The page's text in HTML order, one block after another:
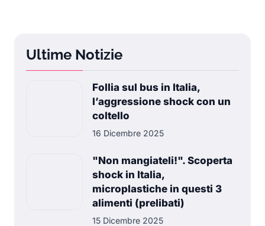
Ultime Notizie
Follia sul bus in Italia,
l’aggressione shock con un
coltello
16 Dicembre 2025
"Non mangiateli!". Scoperta
shock in Italia,
microplastiche in questi 3
alimenti (prelibati)
15 Dicembre 2025